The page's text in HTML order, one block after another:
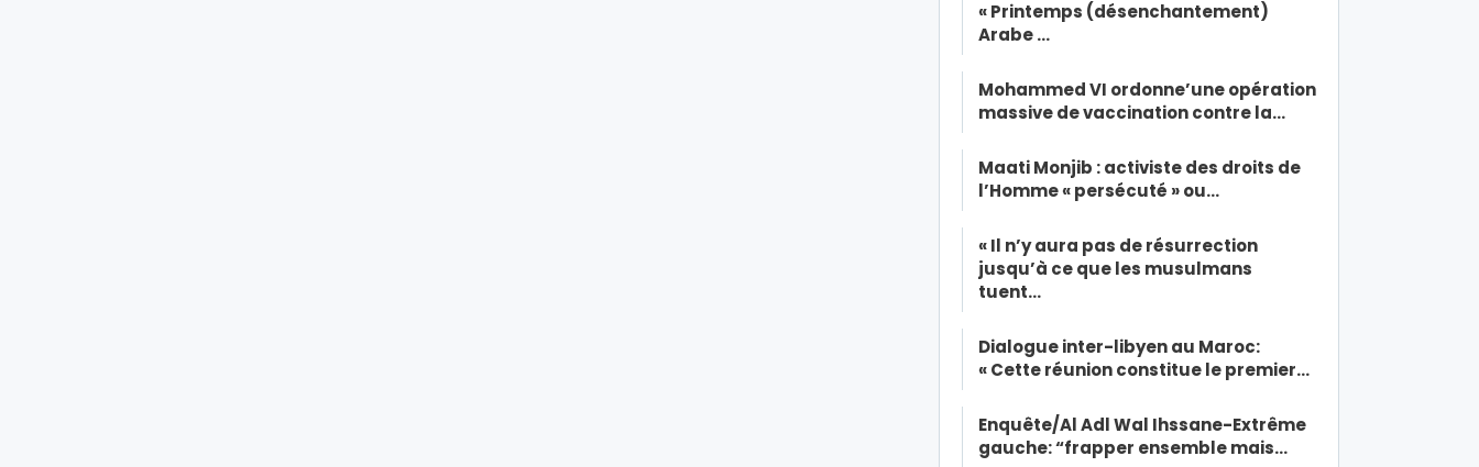
« Printemps (désenchantement)
Arabe …
Mohammed VI ordonne’une opération
massive de vaccination contre la…
Maati Monjib : activiste des droits de
l’Homme « persécuté » ou…
« Il n’y aura pas de résurrection
jusqu’à ce que les musulmans
tuent…
Dialogue inter-libyen au Maroc:
« Cette réunion constitue le premier…
Enquête/Al Adl Wal Ihssane-Extrême
gauche: “frapper ensemble mais…